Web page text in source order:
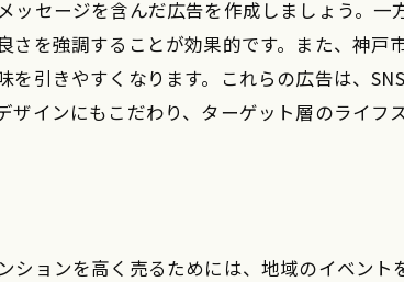
戸港の再開発計画による影響分析
域経済の動向を踏まえた価格設定
期的トレンドと長期的価値の見極め
節ごとの市場動向に基づく販売戦略
たな施設開業情報を活かしたタイミング設定
ッセージを含んだ広告を作成しましょう。
さを強調することが効果的です。また、神
引きやすくなります。これらの広告は、
インにもこだわり、ターゲット層のライフ
ションを高く売るためには、地域のイベン